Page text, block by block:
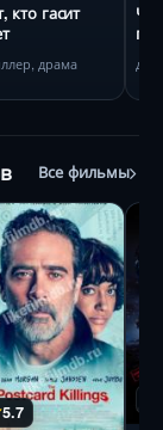
кто гасит
драма
Все фильмы
5.7